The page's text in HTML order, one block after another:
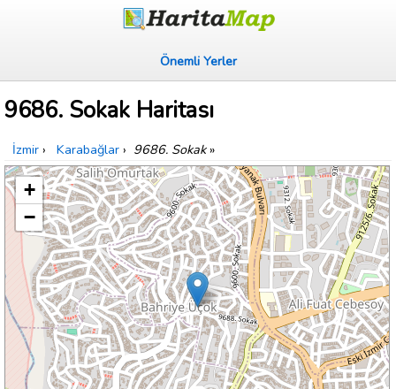
Önemli Yerler
9686. Sokak Haritası
İzmir › Karabağlar › 9686. Sokak»
+
−